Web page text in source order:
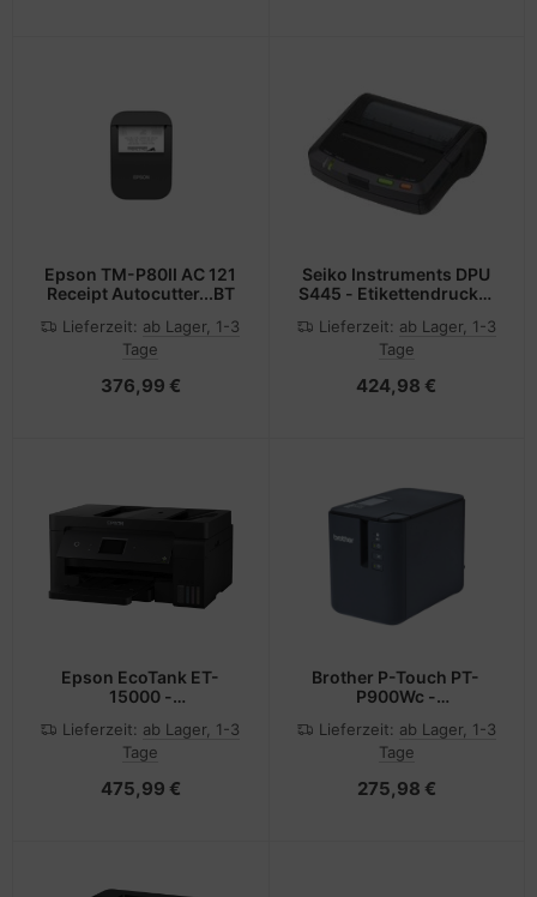
Epson TM-P80II AC 121
Receipt Autocutter...BT
Lieferzeit: ab Lager, 1-3
Tage
376,99 €
Seiko Instruments DPU
S445 - Etikettendrucker
(11,2 cm)
Lieferzeit: ab Lager, 1-3
Tage
424,98 €
Epson EcoTank ET-
15000 -
Farbe - Tintenstrahl -
A3/Ledger (297 x 432
Lieferzeit: ab Lager, 1-3
Tage
475,99 €
Brother P-Touch PT-
P900Wc -
Thermotransfer - Rolle
(3,6 cm)
Lieferzeit: ab Lager, 1-3
Tage
275,98 €